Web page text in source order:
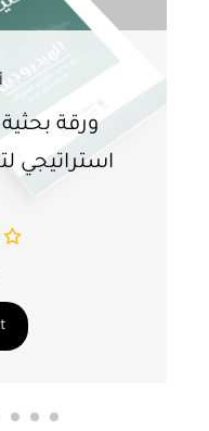
ورقة بحثية
استراتيجي